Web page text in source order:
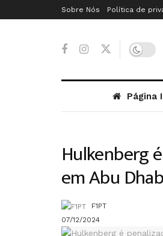
Sobre Nós Política de
Página
Hulkenberg
em Abu
F1PT
07/12/2024